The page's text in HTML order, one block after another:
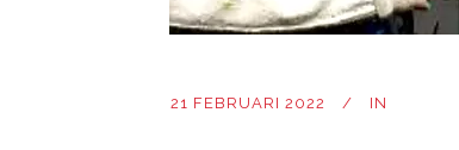
21 FEBRUARI 2022 IN